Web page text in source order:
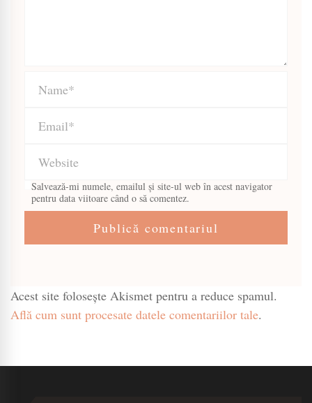
Salvează-mi numele, emailul și site-ul web în acest navigator
pentru data viitoare când o să comentez.
Acest site folosește Akismet pentru a reduce spamul.
Află cum sunt procesate datele comentariilor tale.